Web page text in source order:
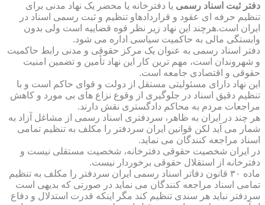
دفتر ثبت اسناد رسمی یا دفترخانه یا محضر یک نهاد مدنی برای
تنظیم حرفه ای عقود و قراردادهاو تنظیم و ثبت رسمی اسناد در
ایران است.هرچند این نهاد زیر نظر قوه قضاییه است ولی بدون
وابستگی مالی به حاکمیت سیاسی اداره می شود.
دفتر اسناد رسمی به عنوان یک مرکز حقوقی و مدنی رابط حاکمیت
و شهروندان است، مهم ترین کار این نهاد تأمین و تضمین امنیت
حقوقی و اقتصادی جامعه است.
این نهاد دارای مسئولیتی مستقل از دولت و قوای حاکم است و با
تنظیم دقیق اسناد در جلوگیری از وقوع نزاع های بی مورد و کاهش
مراجعات مردم به محاکم دادگستری نقش دارند.
هر چند در ایران به ظاهر، سردفتری اسناد رسمی از مشاغل آزاد به
شمار می آید لکن قوانین ایران سردفتر را مکلف به تنظیم تمامی
اسناد مراجعه کنندگان می نماید.
در ایران شخصیت حقوقی دفترخانه، شخصیت مستقلی نیست و
دفترخانه از استقلال حقوقی برخوردار نیست.
ماده ۳۰ قانون دفاتر اسناد رسمی ایران سردفتر را مکلف به تنظیم
تمامی اسناد مراجعه کنندگان می نماید در صورتی که بدیهی است
سردفتر نباید هر سندی تنظیم کند مگر اینکه قدرت استدلال و دفاع